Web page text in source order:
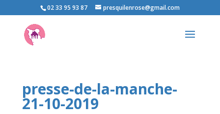
02 33 95 93 87 presquilenrose@gmail.com
presse-de-la-manche-
21-10-2019